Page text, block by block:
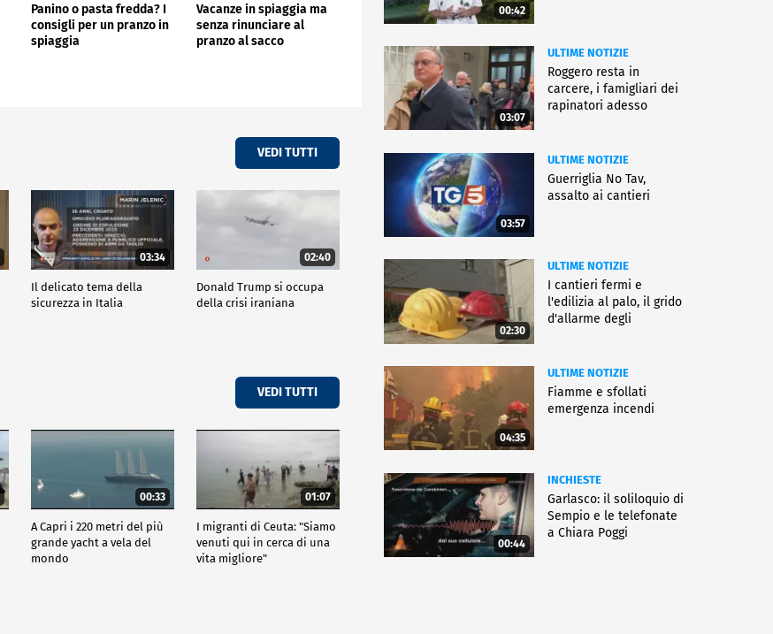
Panino o pasta fredda? I
consigli per un pranzo in
spiaggia
Vacanze in spiaggia ma
senza rinunciare al
pranzo al sacco
VEDI TUTTI
03:34
Il delicato tema della
sicurezza in Italia
02:40
Donald Trump si occupa
della crisi iraniana
VEDI TUTTI
00:33
A Capri i 220 metri del più
grande yacht a vela del
mondo
01:07
I migranti di Ceuta: "Siamo
venuti qui in cerca di una
vita migliore"
00:42
03:07
ULTIME NOTIZIE
Roggero resta in
carcere, i famigliari dei
rapinatori adesso
03:57
ULTIME NOTIZIE
Guerriglia No Tav,
assalto ai cantieri
02:30
ULTIME NOTIZIE
I cantieri fermi e
l'edilizia al palo, il grido
d'allarme degli
04:35
ULTIME NOTIZIE
Fiamme e sfollati
emergenza incendi
00:44
INCHIESTE
Garlasco: il soliloquio di
Sempio e le telefonate
a Chiara Poggi